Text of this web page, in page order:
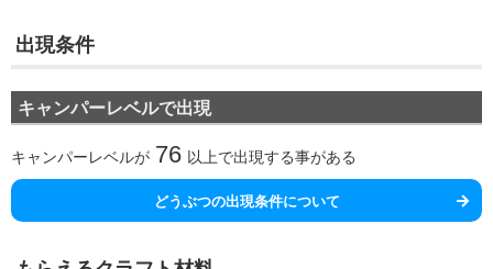
出現条件
キャンパーレベルで出現
キャンパーレベルが 76 以上で出現する事がある
どうぶつの出現条件について